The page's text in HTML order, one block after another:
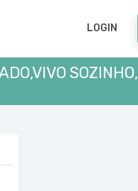
LOGIN
SOZINHO,